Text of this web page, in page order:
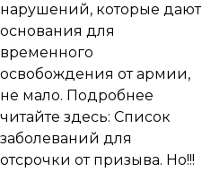
нарушений, которые дают
основания для
временного
освобождения от армии,
не мало. Подробнее
читайте здесь: Список
заболеваний для
отсрочки от призыва. Но!!!